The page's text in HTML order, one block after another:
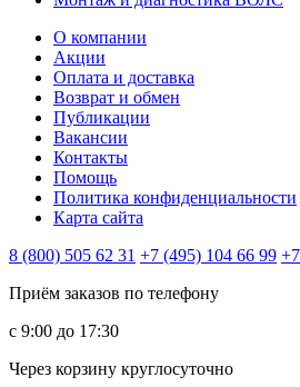
О компании
Акции
Оплата и доставка
Возврат и обмен
Публикации
Вакансии
Контакты
Помощь
Политика конфиденциальности
Карта сайта
8 (800) 505 62 31 +7 (495) 104 66 99
Приём заказов по телефону
с 9:00 до 17:30
Через корзину круглосуточно